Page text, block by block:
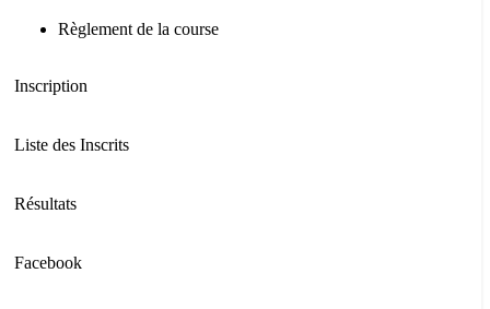
Règlement de la course
Inscription
Liste des Inscrits
Résultats
Facebook